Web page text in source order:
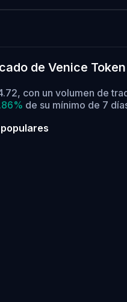
de Venice Token
con un volumen de
de su mínimo de 7